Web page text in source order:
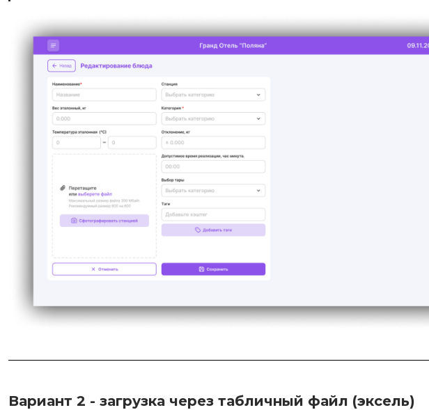
Вариант 2 - загрузка через табличный файл (эксель)